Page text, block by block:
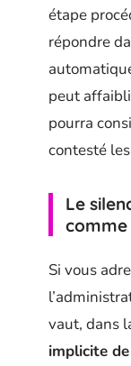
étape
répondre
peut
pourra
contesté
Le
comme
Si vous
vaut, dans
implicite